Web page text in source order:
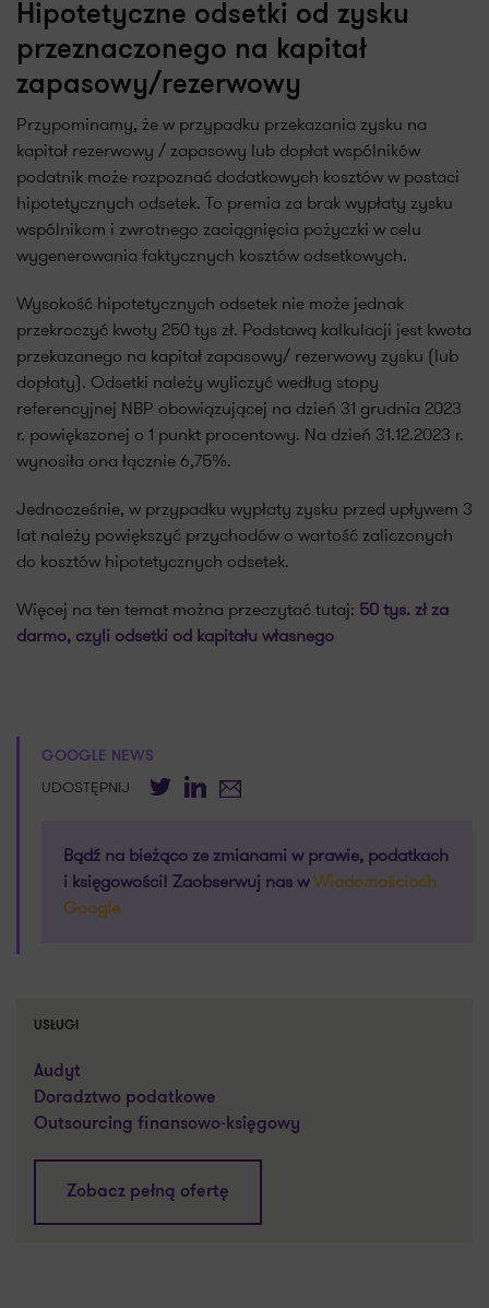
Hipotetyczne odsetki od zysku
przeznaczonego na kapitał
zapasowy/rezerwowy
Przypominamy, że w przypadku przekazania zysku na
kapitał rezerwowy / zapasowy lub dopłat wspólników
podatnik może rozpoznać dodatkowych kosztów w postaci
hipotetycznych odsetek. To premia za brak wypłaty zysku
wspólnikom i zwrotnego zaciągnięcia pożyczki w celu
wygenerowania faktycznych kosztów odsetkowych.
Wysokość hipotetycznych odsetek nie może jednak
przekroczyć kwoty 250 tys zł. Podstawą kalkulacji jest kwota
przekazanego na kapitał zapasowy/ rezerwowy zysku (lub
dopłaty). Odsetki należy wyliczyć według stopy
referencyjnej NBP obowiązującej na dzień 31 grudnia 2023
r. powiększonej o 1 punkt procentowy. Na dzień 31.12.2023 r.
wynosiła ona łącznie 6,75%.
Jednocześnie, w przypadku wypłaty zysku przed upływem 3
lat należy powiększyć przychodów o wartość zaliczonych
do kosztów hipotetycznych odsetek.
Więcej na ten temat można przeczytać tutaj: 50 tys. zł za
darmo, czyli odsetki od kapitału własnego
GOOGLE NEWS
UDOSTĘPNIJ TwitterLinkedIn
E-mail
Bądź na bieżąco ze zmianami w prawie, podatkach
i księgowości! Zaobserwuj nas wWiadomościach
Google
USŁUGI
Audyt
Doradztwo podatkowe
Outsourcing finansowo-księgowy
Zobacz pełną ofertę